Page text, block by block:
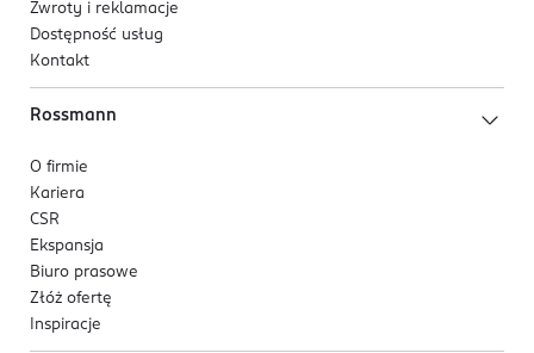
Zwroty i reklamacje
Dostępność usług
Kontakt
Rossmann
O firmie
Kariera
CSR
Ekspansja
Biuro prasowe
Złóż ofertę
Inspiracje